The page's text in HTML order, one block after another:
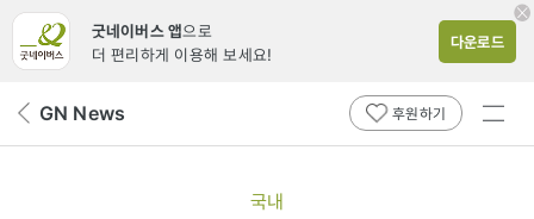
굿네이버스 앱으로
더 편리하게 이용해 보세요!
다운로드
뒤 GN News 후원하기
전체
국내